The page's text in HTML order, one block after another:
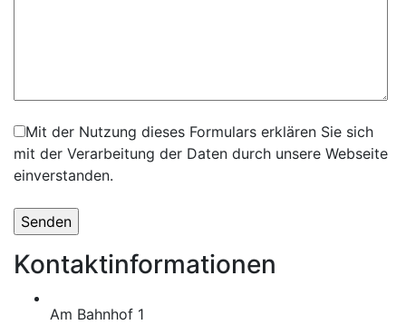
Mit der Nutzung dieses Formulars erklären Sie sich
mit der Verarbeitung der Daten durch unsere Webseite
einverstanden.
Kontaktinformationen
Am Bahnhof 1